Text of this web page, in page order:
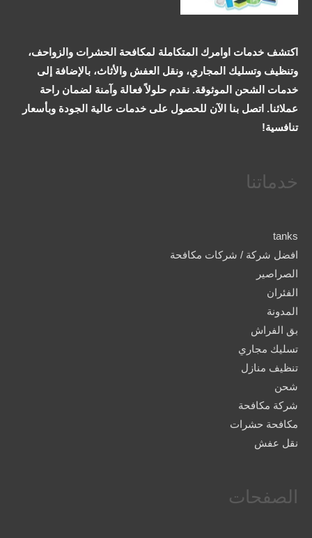
اكتشف خدمات اوامرك المتكاملة لمكافحة الحشرات والزواحف،
وتنظيف وتسليك المجاري، ونقل العفش والأثاث، بالإضافة إلى
خدمات الشحن الموثوقة. نقدم حلولاً فعالة وآمنة لضمان راحة
عملائنا. اتصل بنا الآن للحصول على خدمات عالية الجودة وبأسعار
تنافسية!
خدماتنا
tanks
افضل شركة / شركات مكافحة
الصراصير
الفئران
المدونة
بق الفراش
تسليك مجاري
تنظيف منازل
شحن
شركة مكافحة
مكافحة حشرات
نقل عفش
الصفحات